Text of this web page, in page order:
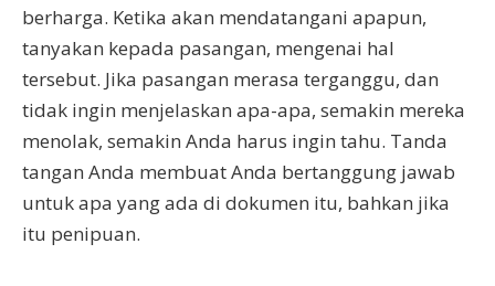
berharga. Ketika akan mendatangani apapun,
tanyakan kepada pasangan, mengenai hal
tersebut. Jika pasangan merasa terganggu, dan
tidak ingin menjelaskan apa-apa, semakin mereka
menolak, semakin Anda harus ingin tahu. Tanda
tangan Anda membuat Anda bertanggung jawab
untuk apa yang ada di dokumen itu, bahkan jika
itu penipuan.